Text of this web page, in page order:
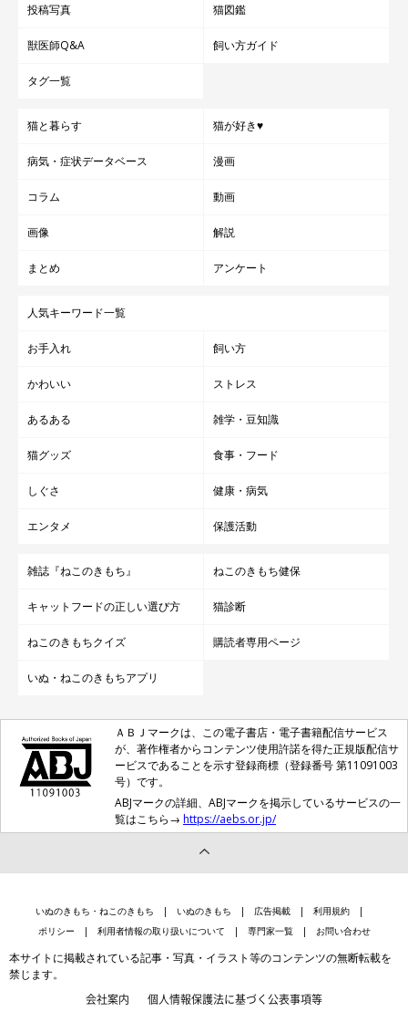
投稿写真 猫図鑑
獣医師Q&A 飼い方ガイド
タグ一覧
猫と暮らす 猫が好き♥
病気・症状データベース 漫画
コラム 動画
画像 解説
まとめ アンケート
人気キーワード一覧
お手入れ 飼い方
かわいい ストレス
あるある 雑学・豆知識
猫グッズ 食事・フード
しぐさ 健康・病気
エンタメ 保護活動
雑誌『ねこのきもち』 ねこのきもち健保
キャットフードの正しい選び方 猫診断
ねこのきもちクイズ 購読者専用ページ
いぬ・ねこのきもちアプリ
ＡＢＪマークは、この電子書店・電子書籍配信サービス
が、著作権者からコンテンツ使用許諾を得た正規版配信サ
ービスであることを示す登録商標（登録番号 第11091003
号）です。
ABJマークの詳細、ABJマークを掲示しているサービスの一
覧はこちら→ https://aebs.or.jp/
いぬのきもち・ねこのきもち いぬのきもち 広告掲載
利用規約
ポリシー
利用者情報の取り扱いについて 専門家一覧 お問い合わせ
本サイトに掲載されている記事・写真・イラスト等のコンテンツの無断転載を
禁じます。
会社案内 個人情報保護法に基づく公表事項等